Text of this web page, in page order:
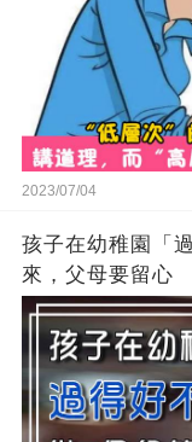
2023/07/04
孩子在幼稚園「
來，父母要留心